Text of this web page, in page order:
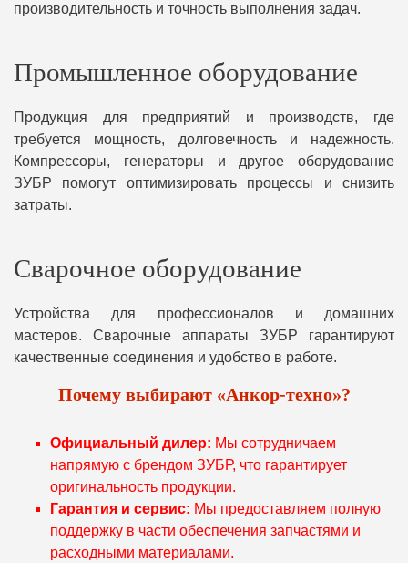
производительность и точность выполнения задач.
Промышленное оборудование
Продукция для предприятий и производств, где
требуется мощность, долговечность и надежность.
Компрессоры, генераторы и другое оборудование
ЗУБР помогут оптимизировать процессы и снизить
затраты.
Сварочное оборудование
Устройства для профессионалов и домашних
мастеров. Сварочные аппараты ЗУБР гарантируют
качественные соединения и удобство в работе.
Почему выбирают «Анкор-техно»?
Официальный дилер: Мы сотрудничаем
напрямую с брендом ЗУБР, что гарантирует
оригинальность продукции.
Гарантия и сервис: Мы предоставляем полную
поддержку в части обеспечения запчастями и
расходными материалами.